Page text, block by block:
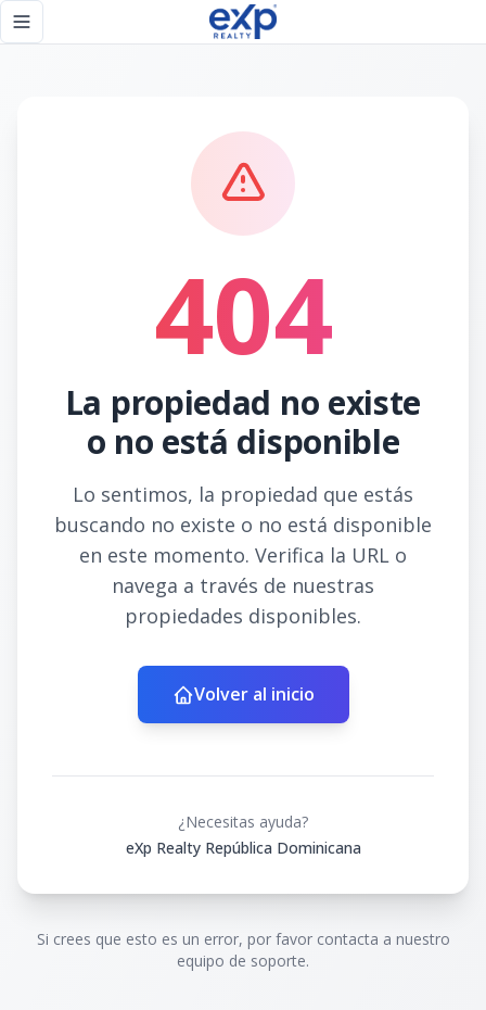
Toggle navigation menu
404
La propiedad no existe
o no está disponible
Lo sentimos, la propiedad que estás
buscando no existe o no está disponible
en este momento. Verifica la URL o
navega a través de nuestras
propiedades disponibles.
Volver al inicio
¿Necesitas ayuda?
eXp Realty República Dominicana
Si crees que esto es un error, por favor contacta a nuestro
equipo de soporte.
Página no encontrada - eXp Realty República Dominicana